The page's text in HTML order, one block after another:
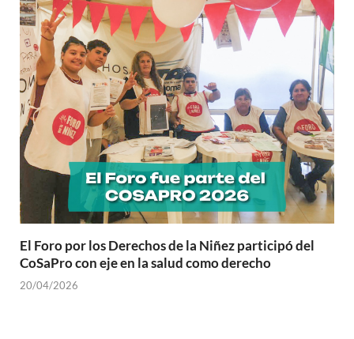
El Foro por los Derechos de la Niñez participó del
CoSaPro con eje en la salud como derecho
20/04/2026